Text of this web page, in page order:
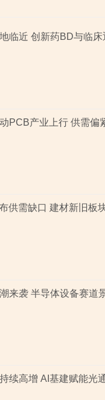
临近 创新药BD与临
PCB产业上行 供需偏
供需缺口 建材新旧板
来袭 半导体设备赛道
续高增 AI基建赋能光